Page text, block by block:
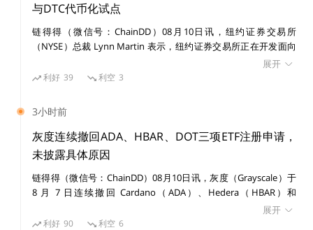
能力；但劣势在于一直以来的社区支持不足。
近期 NEAR 活跃度显着提升，项目进展发力前行。去年发布
目前已在 NEAR 和以太坊主网间运行，
借助彩虹桥的扩展，越来越多的 DeFi 项目正在顺畅的跑在 N
截止 2021 年 2 月底，NEAR 生态中已包含了基础设施、DA
、开发工具、DeFi
这一数字还在持续的增加中，其 DeFi 生态完整的系统构成已
经初具雏形，正在蓄势待发。
与DTC代币化试点
链得得（微信号：ChainDD）08月10日讯，纽约证券交易所
（NYSE）总裁 Lynn Martin 表示，纽约证券交易所正在开发面向
代币化证券的链上支付平台，并已于 7 月参与美国存托信托与清算
公司（DTC）的代币化试点项目。
展开
利好 39 利空 3
3小时前
灰度连续撤回ADA、HBAR、DOT三项ETF注册申请，
未披露具体原因
链得得（微信号：ChainDD）08月10日讯，灰度（Grayscale）于
8 月 7 日连续撤回 Cardano（ADA）、Hedera（HBAR）和
Polkadot（DOT）三项 ETF 注册申请，三份撤回文件提交时间间
隔约 190 秒。 三份撤回文件均表示，灰度不再计划推进相关 ETF
展开
利好 90 利空 6